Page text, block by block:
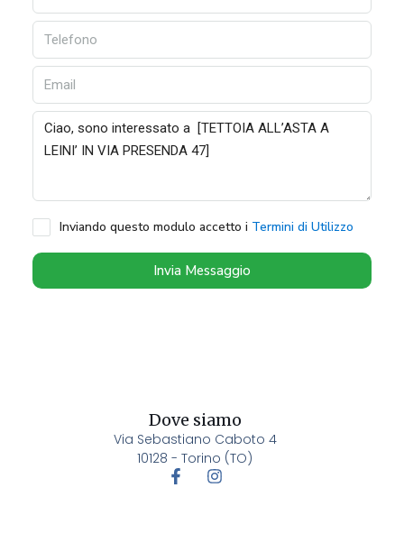
Inviando questo modulo accetto i Termini di Utilizzo
Invia Messaggio
Dove siamo
Via Sebastiano Caboto 4
10128 - Torino (TO)